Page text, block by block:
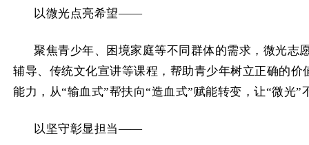
以微光点亮希望——
聚焦青少年、困境家庭等不同群体的需求，微光志
辅导、传统文化宣讲等课程，帮助青少年树立正确的
能力，从“输血式”帮扶向“造血式”赋能转变，让“微光
以坚守彰显担当——